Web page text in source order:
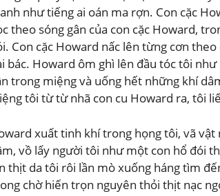
như tiếng ai oán ma rợn. Con cặc
theo sóng gân của con cặc Howard,
Con cặc Howard nấc lên từng cơn
bác. Howard ôm ghì lên đầu tóc tôi
trong miệng và uống hết những khí
tôi từ từ nhã con cu Howard ra, tôi
xuất tinh khí trong họng tôi, vã
vồ lấy người tôi như một con hổ đói
thịt da tôi rôi lần mò xuống háng tìm
chờ hiến trọn nguyên thỏi thịt nạc